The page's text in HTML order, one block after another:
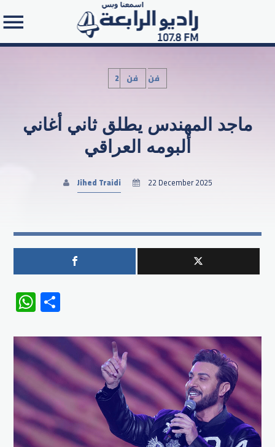
Search in the website:
2فن فن
ماجد المهندس يطلق ثاني أغاني
ألبومه العراقي
Jihed Traidi 22 December 2025
WhatsApp